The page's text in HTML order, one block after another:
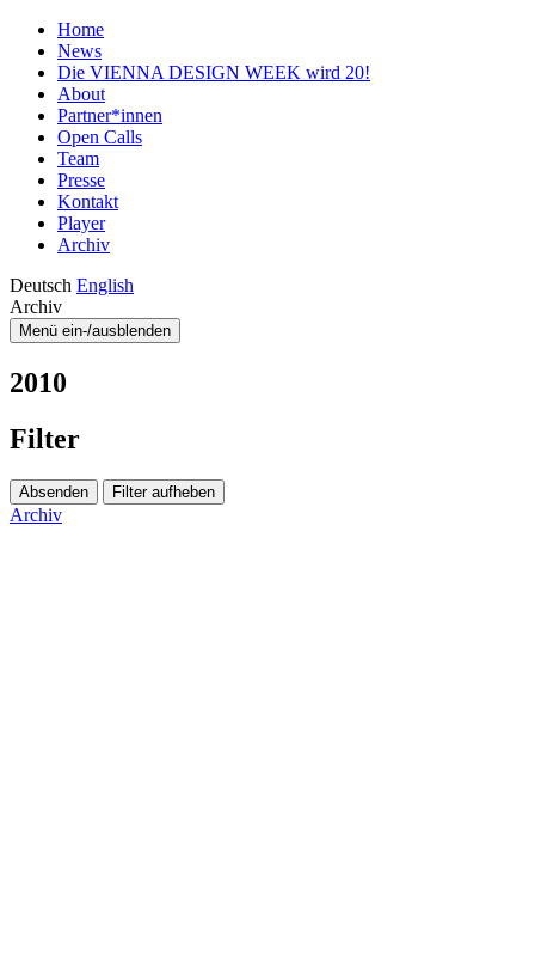
Home
News
Die VIENNA DESIGN WEEK wird 20!
About
Partner*innen
Open Calls
Team
Presse
Kontakt
Player
Archiv
Deutsch English
Archiv
Menü ein-/ausblenden
2010
Filter
Absenden Filter aufheben
Archiv